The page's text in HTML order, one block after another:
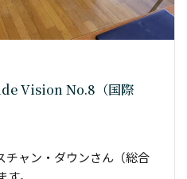
Vision No.8（国際
チャン・ダウンさん（総合